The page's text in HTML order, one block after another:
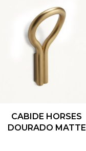
CABIDE HORSES
DOURADO MATTE